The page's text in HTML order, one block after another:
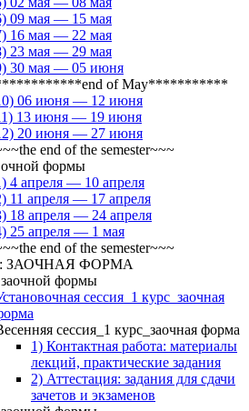
09 мая — 15 мая
16 мая — 22 мая
23 мая — 29 мая
30 мая — 05 июня
of May***********
06 июня — 12 июня
13 июня — 19 июня
20 июня — 27 июня
end of the semester~~~
очной формы
4 апреля — 10 апреля
11 апреля — 17 апреля
18 апреля — 24 апреля
25 апреля — 1 мая
end of the semester~~~
ЗАОЧНАЯ ФОРМА
заочной формы
сессия_1 курс_заочная
сессия_1 курс_заочная форма
1) Контактная работа: материалы
лекций, практические задания
2) Аттестация: задания для сдачи
зачетов и экзаменов